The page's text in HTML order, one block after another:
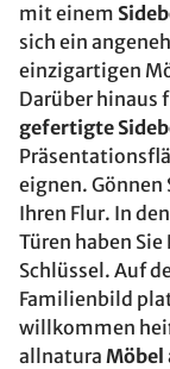
mit einem
sich ein
einzigartigen
Darüber hinaus
gefertigte
eignen. Gönnen
Ihren Flur. In
Türen haben
Schlüssel. Auf
Familienbild
willkommen
allnatura Möbel